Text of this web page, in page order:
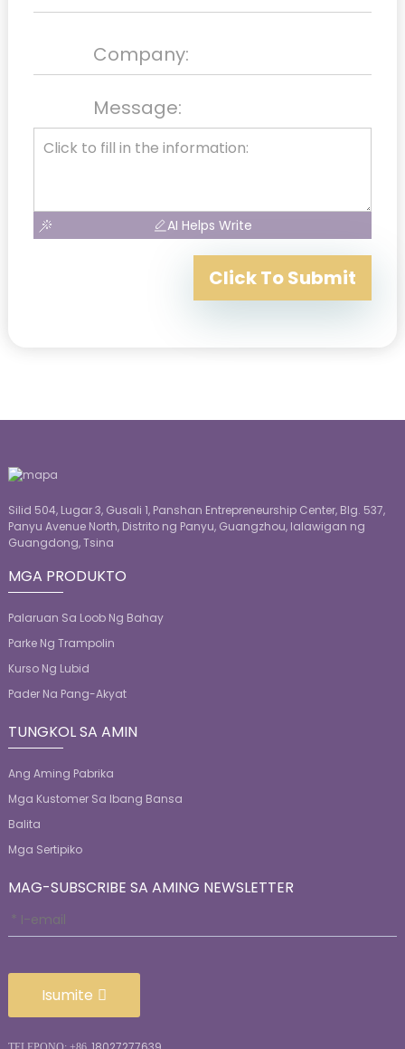
Message:
AI Helps Write
Click To Submit
Silid 504, Lugar 3, Gusali 1, Panshan Entrepreneurship Center, Blg. 537,
Panyu Avenue North, Distrito ng Panyu, Guangzhou, lalawigan ng
Guangdong, Tsina
MGA PRODUKTO
Palaruan Sa Loob Ng Bahay
Parke Ng Trampolin
Kurso Ng Lubid
Pader Na Pang-Akyat
TUNGKOL SA AMIN
Ang Aming Pabrika
Mga Kustomer Sa Ibang Bansa
Balita
Mga Sertipiko
MAG-SUBSCRIBE SA AMING NEWSLETTER
Isumite